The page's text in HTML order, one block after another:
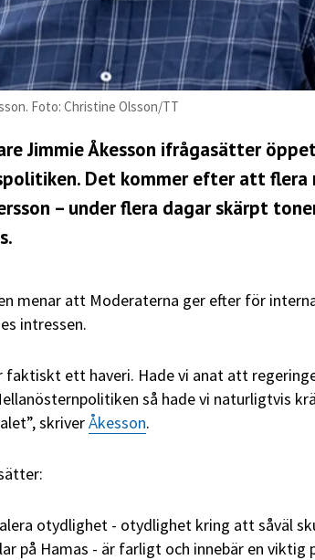
Foto: Christine Olsson/TT
Jimmie Åkesson ifrågasätter
Det kommer efter att flera
– under flera dagar skärpt
menar att Moderaterna ger efter för
intressen.
faktiskt ett haveri. Hade vi anat att
så hade vi naturligtvis
skriverÅkesson.
otydlighet - otydlighet kring att såväl
på Hamas - är farligt och innebär en viktig